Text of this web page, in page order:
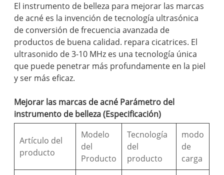
El instrumento de belleza para mejorar las marcas
de acné es la invención de tecnología ultrasónica
de conversión de frecuencia avanzada de
productos de buena calidad. repara cicatrices. El
ultrasonido de 3-10 MHz es una tecnología única
que puede penetrar más profundamente en la piel
y ser más eficaz.
Mejorar las marcas de acné Parámetro del
instrumento de belleza (Especificación)
Artículo del
producto
Modelo
del
Producto
Tecnología
del
producto
modo
de
carga